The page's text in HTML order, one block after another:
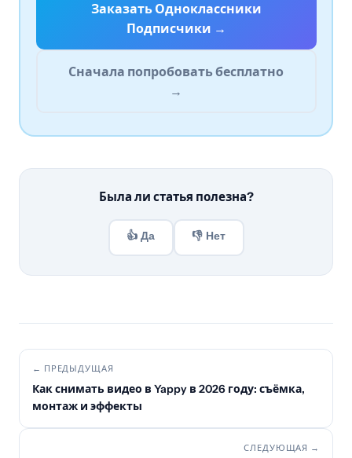
Заказать Одноклассники
Подписчики →
Сначала попробовать бесплатно
→
Была ли статья полезна?
👍 Да 👎 Нет
← ПРЕДЫДУЩАЯ
Как снимать видео в Yappy в 2026 году: съёмка,
монтаж и эффекты
СЛЕДУЮЩАЯ →